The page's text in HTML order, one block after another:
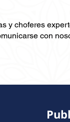
y choferes
con